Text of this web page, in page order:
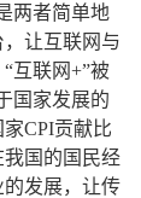
两者简单地
让互联网与
互联网+”被
国家发展的
CPI贡献比
国的国民经
发展，让传